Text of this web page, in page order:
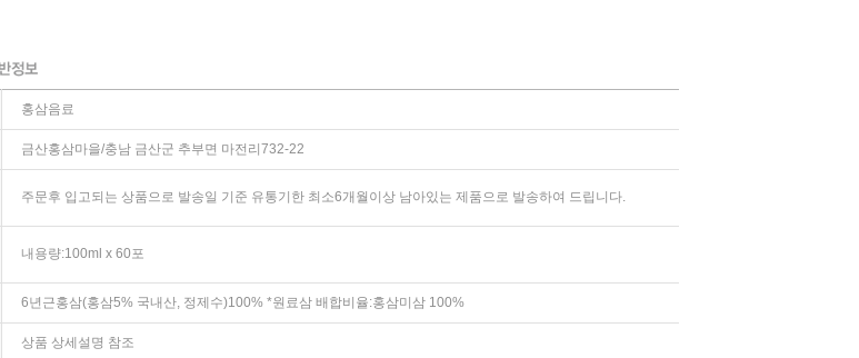
홍삼음료
금산홍삼마을/충남 금산군 추부면 마전리732-22
주문후 입고되는 상품으로 발송일 기준 유통기한 최소6개월이상 남아있는 제품으로 발송하여 드립니다.
내용량:100ml x 60포
6년근홍삼(홍삼5% 국내산, 정제수)100% *원료삼 배합비율:홍삼미삼 100%
상품 상세설명 참조